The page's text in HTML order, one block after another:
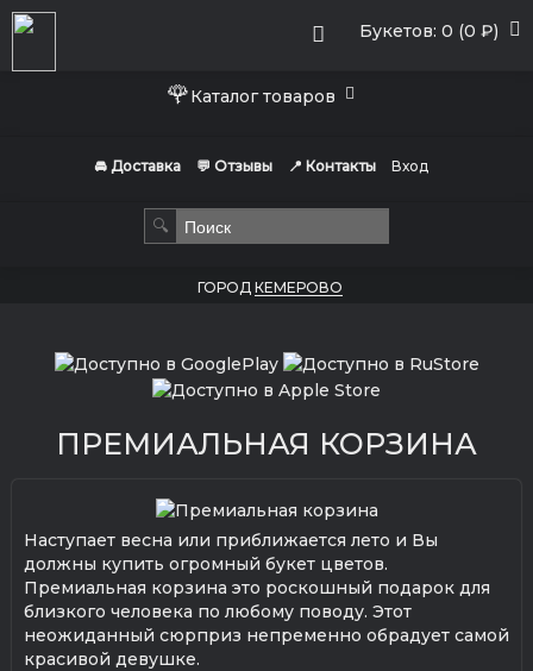
Букетов: 0 (0 ₽)
🌹Каталог товаров
🚘 Доставка 💬 Отзывы 📍 Контакты Вход
🔍
ГОРОД КЕМЕРОВО
ПРЕМИАЛЬНАЯ КОРЗИНА
Наступает весна или приближается лето и Вы
должны купить огромный букет цветов.
Премиальная корзина это роскошный подарок для
близкого человека по любому поводу. Этот
неожиданный сюрприз непременно обрадует самой
красивой девушке.